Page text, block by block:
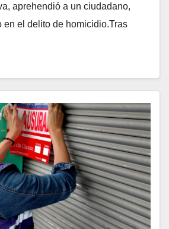
aprehendió a un ciudadano,
en el delito de homicidio.Tras